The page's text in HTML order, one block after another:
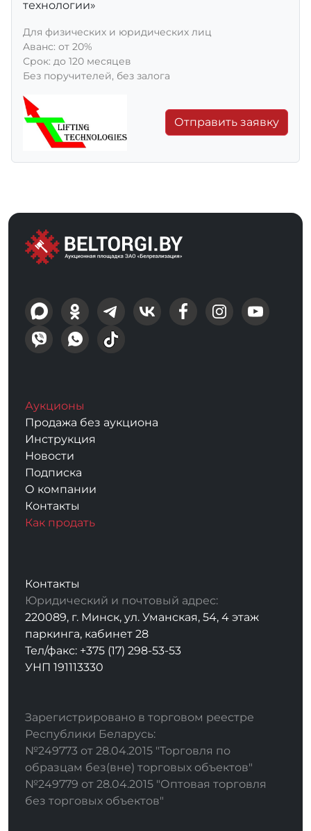
технологии»
Для физических и юридических лиц
Aванс: от 20%
Срок: до 120 месяцев
Без поручителей, без залога
Отправить заявку
Аукционы
Продажа без аукциона
Инструкция
Новости
Подписка
О компании
Контакты
Как продать
Контакты
Юридический и почтовый адрес:
220089, г. Минск, ул. Уманская, 54, 4 этаж
паркинга, кабинет 28
Тел/факс: +375 (17) 298-53-53
УНП 191113330
Зарегистрировано в торговом реестре
Республики Беларусь:
№249773 от 28.04.2015 "Торговля по
образцам без(вне) торговых объектов"
№249779 от 28.04.2015 "Оптовая торговля
без торговых объектов"